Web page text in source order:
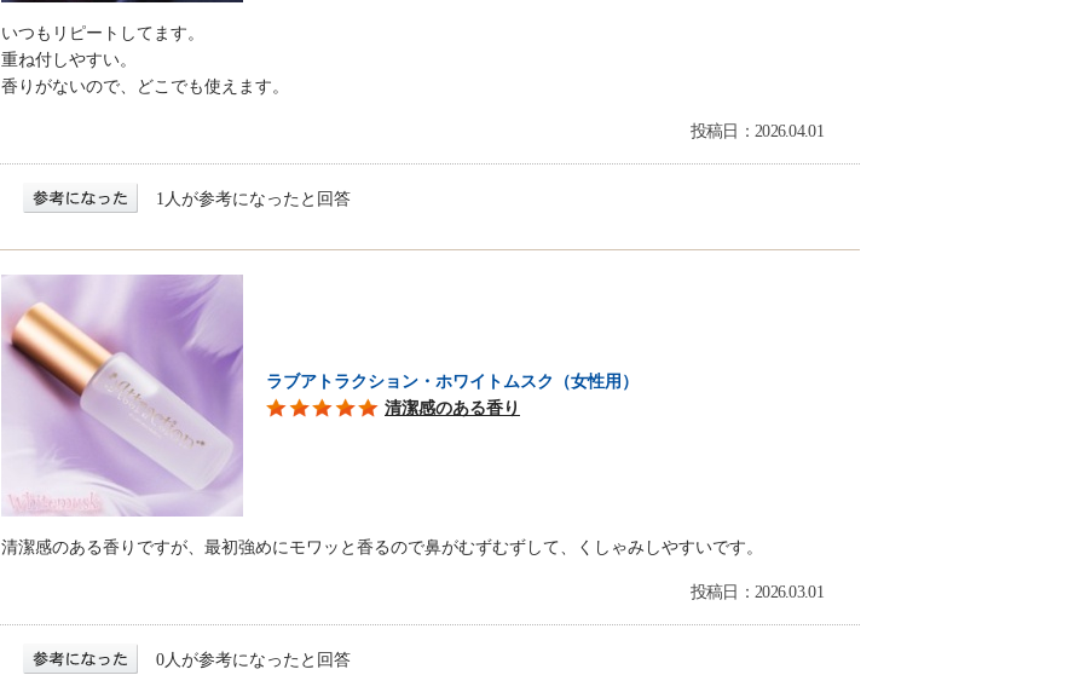
いつもリピートしてます。
重ね付しやすい。
香りがないので、どこでも使えます。
投稿日：2026.04.01
1人が参考になったと回答
ラブアトラクション・ホワイトムスク（女性用）
清潔感のある香り
清潔感のある香りですが、最初強めにモワッと香るので鼻がむずむずして、くしゃみしやすいです。
投稿日：2026.03.01
0人が参考になったと回答